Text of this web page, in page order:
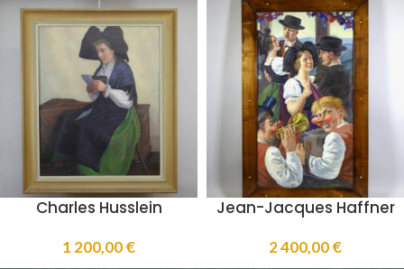
Charles Husslein
1 200,00€
Jean-Jacques Haffner
2 400,00€